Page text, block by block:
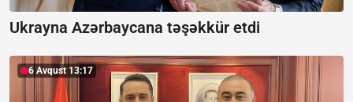
Ukrayna Azərbaycana təşəkkür etdi
6 Avqust 13:17